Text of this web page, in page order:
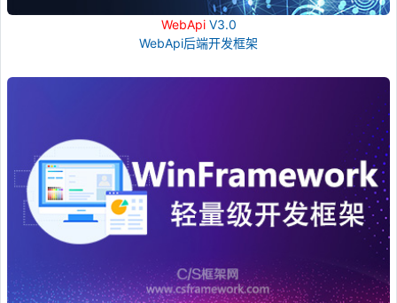
WebApiV3.0
WebApi后端开发框架